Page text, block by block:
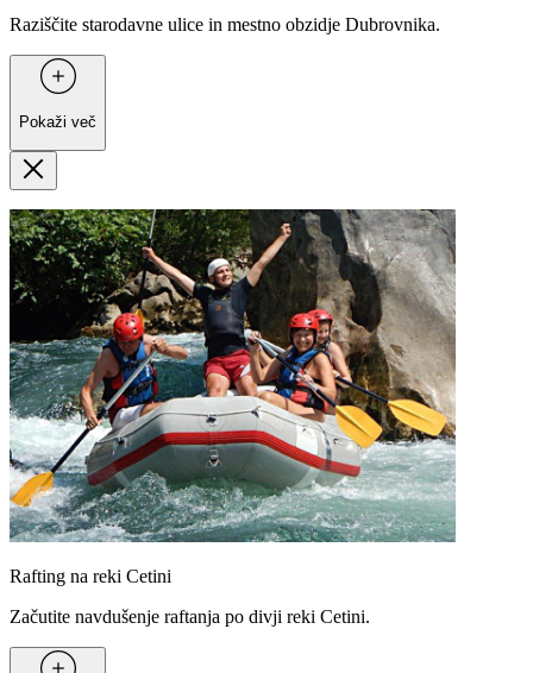
Raziščite starodavne ulice in mestno obzidje Dubrovnika.
Pokaži več
Rafting na reki Cetini
Začutite navdušenje raftanja po divji reki Cetini.